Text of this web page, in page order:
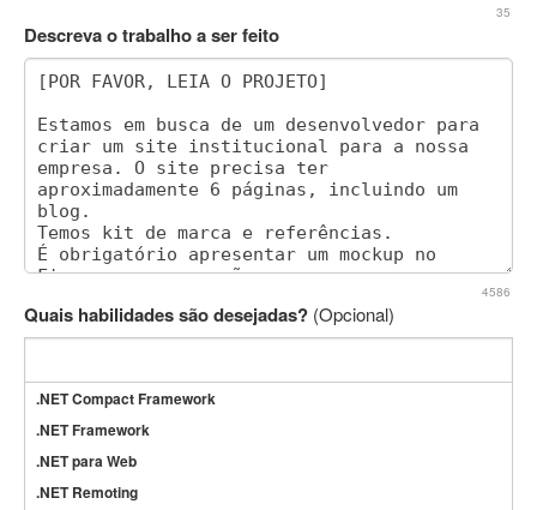
35
Descreva o trabalho a ser feito
4586
Quais habilidades são desejadas? (Opcional)
.NET Compact Framework
.NET Framework
.NET para Web
.NET Remoting